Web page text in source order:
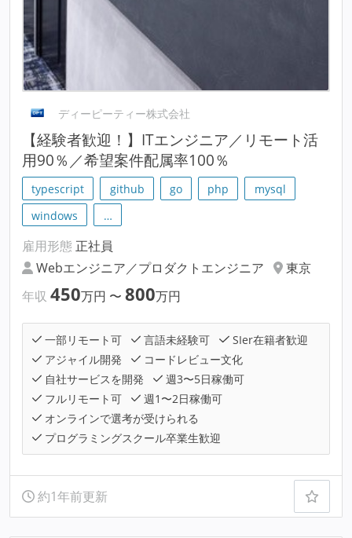
ディーピーティー株式会社
【経験者歓迎！】ITエンジニア／リモート活
用90％／希望案件配属率100％
typescript github go php
mysql
windows
…
雇用形態 正社員
Webエンジニア／プロダクトエンジニア
東京
年収 450万円 〜 800万円
一部リモート可 言語未経験可
SIer在籍者歓迎
アジャイル開発
コードレビュー文化
自社サービスを開発
週3〜5日稼働可
フルリモート可
週1〜2日稼働可
オンラインで選考が受けられる
プログラミングスクール卒業生歓迎
約1年前更新